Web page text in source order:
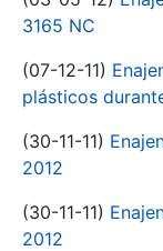
3165 NC
(07-12-11)
plásticos
(30-11-11)
2012
(30-11-11)
2012